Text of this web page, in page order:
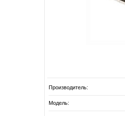
Производитель:
Модель: